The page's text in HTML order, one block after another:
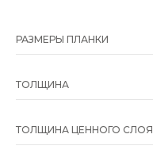
РАЗМЕРЫ ПЛАНКИ
ТОЛЩИНА
ТОЛЩИНА ЦЕННОГО СЛОЯ